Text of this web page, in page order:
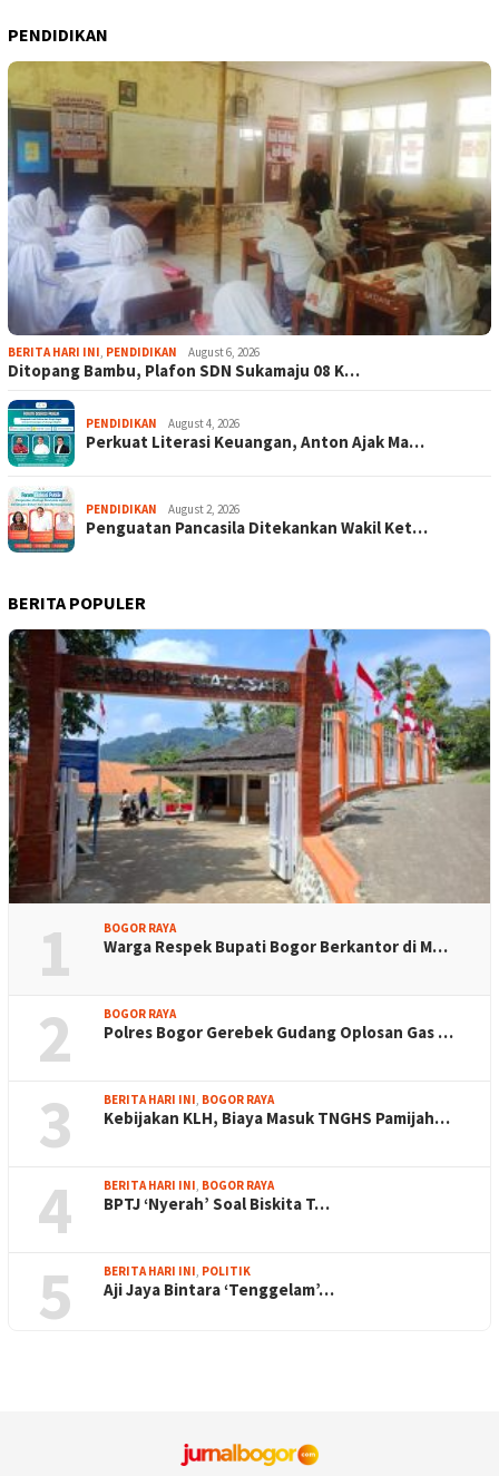
PENDIDIKAN
BERITA HARI INI PENDIDIKAN August 6, 2026
Ditopang Bambu, Plafon SDN Sukamaju 08 K…
PENDIDIKAN August 4, 2026
Perkuat Literasi Keuangan, Anton Ajak Ma…
PENDIDIKAN August 2, 2026
Penguatan Pancasila Ditekankan Wakil Ket…
BERITA POPULER
1 BOGOR RAYA
Warga Respek Bupati Bogor Berkantor di M…
2 BOGOR RAYA
Polres Bogor Gerebek Gudang Oplosan Gas …
3 BERITA HARI INI BOGOR RAYA
Kebijakan KLH, Biaya Masuk TNGHS Pamijah…
4 BERITA HARI INI BOGOR RAYA
BPTJ ‘Nyerah’ Soal Biskita T…
5 BERITA HARI INI POLITIK
Aji Jaya Bintara ‘Tenggelam’…